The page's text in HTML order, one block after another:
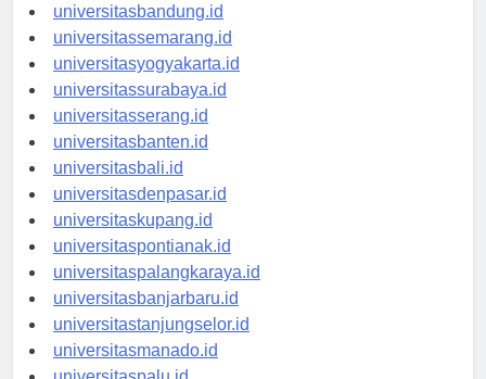
universitasbandung.id
universitassemarang.id
universitasyogyakarta.id
universitassurabaya.id
universitasserang.id
universitasbanten.id
universitasbali.id
universitasdenpasar.id
universitaskupang.id
universitaspontianak.id
universitaspalangkaraya.id
universitasbanjarbaru.id
universitastanjungselor.id
universitasmanado.id